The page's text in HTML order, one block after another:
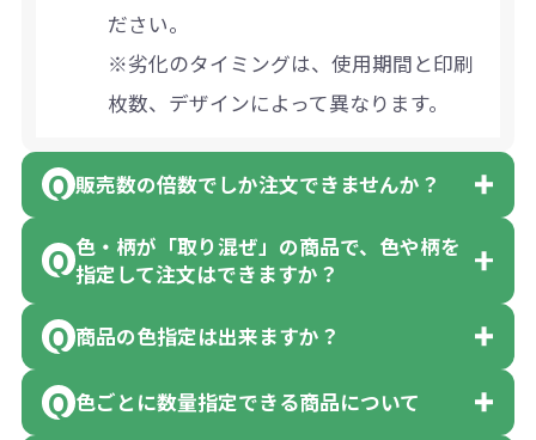
ださい。
※劣化のタイミングは、使用期間と印刷
枚数、デザインによって異なります。
販売数の倍数でしか注文できませんか？
一部商品（※）を除き、注文可能数以上
※10個単位の規制がある商品は、10個、
色・柄が「取り混ぜ」の商品で、色や柄を
指定して注文はできますか？
「色・柄 取り混ぜ」のラベルがついてい
る商品は、色指定不可となっており、残
商品の色指定は出来ますか？
色指定できる商品もございますが商品の
色ごとに数量指定できる商品について